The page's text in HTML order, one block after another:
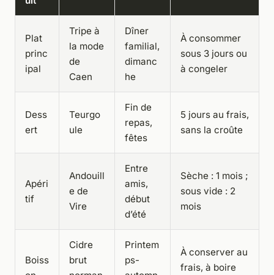
Plat
princ
ipal
Tripe à
la mode
de
Caen
Dîner
familial,
dimanc
he
À consommer
sous 3 jours ou
à congeler
Dess
ert
Teurgo
ule
Fin de
repas,
fêtes
5 jours au frais,
sans la croûte
Apéri
tif
Andouill
e de
Vire
Entre
amis,
début
d’été
Sèche : 1 mois ;
sous vide : 2
mois
Boiss
Cidre
brut
Printem
ps-
À conserver au
frais, à boire